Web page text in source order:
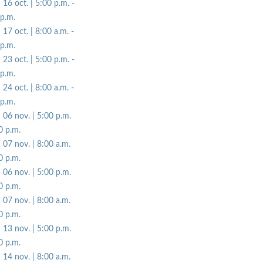
16 oct. | 5:00 p.m. -
17 oct. | 8:00 a.m. -
23 oct. | 5:00 p.m. -
24 oct. | 8:00 a.m. -
06 nov. | 5:00 p.m.
p.m.
07 nov. | 8:00 a.m.
p.m.
06 nov. | 5:00 p.m.
p.m.
07 nov. | 8:00 a.m.
p.m.
13 nov. | 5:00 p.m.
p.m.
14 nov. | 8:00 a.m.